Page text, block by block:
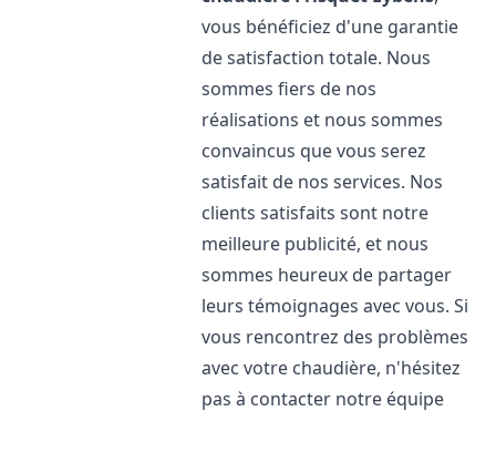
vous bénéficiez d'une garantie
de satisfaction totale. Nous
sommes fiers de nos
réalisations et nous sommes
convaincus que vous serez
satisfait de nos services. Nos
clients satisfaits sont notre
meilleure publicité, et nous
sommes heureux de partager
leurs témoignages avec vous. Si
vous rencontrez des problèmes
avec votre chaudière, n'hésitez
pas à contacter notre équipe